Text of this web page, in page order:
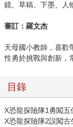
鏡、草稿、下墨、人
審訂：羅文杰
天母國小教師，喜歡
性勇於挑戰與創新，
目錄
X恐龍探險隊1勇闖五
X恐龍探險隊2誤闖古